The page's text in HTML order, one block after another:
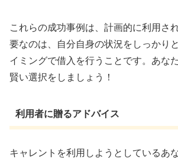
これらの成功事例は、計画的に利用さ
要なのは、自分自身の状況をしっかり
イミングで借入を行うことです。あな
賢い選択をしましょう！
利用者に贈るアドバイス
キャレントを利用しようとしているあ